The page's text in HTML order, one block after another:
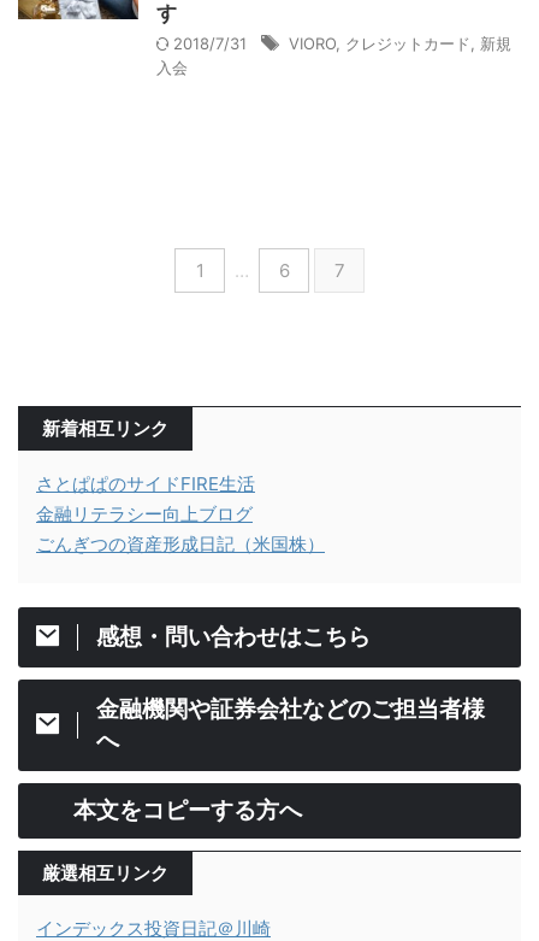
す
2018/7/31 VIORO クレジットカード
新規
入会
1 … 6 7
新着相互リンク
さとぱぱのサイドFIRE生活
金融リテラシー向上ブログ
ごんぎつの資産形成日記（米国株）
感想・問い合わせはこちら
金融機関や証券会社などのご担当者様
へ
本文をコピーする方へ
厳選相互リンク
インデックス投資日記＠川崎